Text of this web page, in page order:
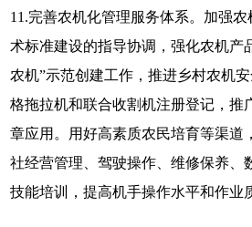
11.完善农机化管理服务体系。加强
术标准建设的指导协调，强化农机产
农机”示范创建工作，推进乡村农机
格拖拉机和联合收割机注册登记，推
章应用。用好高素质农民培育等渠道
社经营管理、驾驶操作、维修保养、
技能培训，提高机手操作水平和作业